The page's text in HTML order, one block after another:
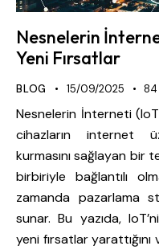
Nesnelerin
Yeni Fırsatlar
BLOG 15/09/2025 84
Nesnelerin İnterneti
cihazların internet
kurmasını sağlayan bir
birbiriyle bağlantılı
zamanda pazarlama
sunar. Bu yazıda,
yeni fırsatlar